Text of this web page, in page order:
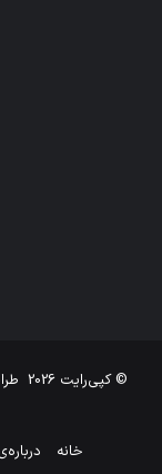
© کپی‌رایت 2026
خانه